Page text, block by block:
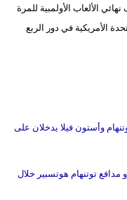
الألعاب الأولمبية للمرة
الأمريكية في دور الربع
وأستون فيلا يدخلان على
توتنهام هوتسبير خلال